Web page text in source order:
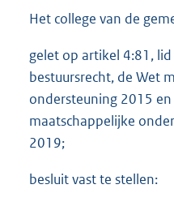
Het college van de
gelet op artikel 4:81,
bestuursrecht, de Wet
ondersteuning 2015
maatschappelijke
2019;
besluit vast te stellen: